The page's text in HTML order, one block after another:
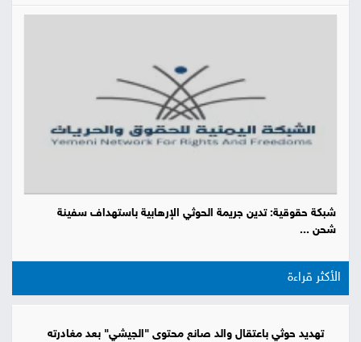
شبكة حقوقية: تدين جريمة الحوثي الإرهابية باستهداف سفينة
شحن ...
الأكثر قراءة
تهديد حوثي باعتقال والد صانع محتوى "الجيشي" بعد مغادرته